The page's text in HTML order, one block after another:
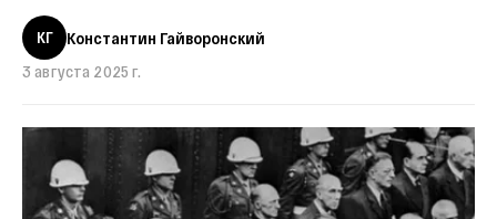
КГ
Константин Гайворонский
3 августа 2025 г.